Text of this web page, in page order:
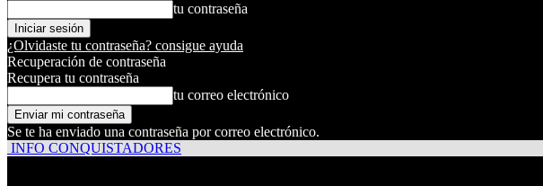
tu contraseña
¿Olvidaste tu contraseña? consigue ayuda
Recuperación de contraseña
Recupera tu contraseña
tu correo electrónico
Se te ha enviado una contraseña por correo electrónico.
INFO CONQUISTADORES